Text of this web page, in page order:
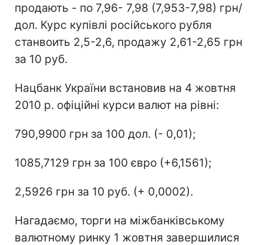
продають - по 7,96- 7,98 (7,953-7,98) грн/
дол. Курс купівлі російського рубля
станвоить 2,5-2,6, продажу 2,61-2,65 грн
за 10 руб.
Нацбанк України встановив на 4 жовтня
2010 р. офіційні курси валют на рівні:
790,9900 грн за 100 дол. (- 0,01);
1085,7129 грн за 100 євро (+6,1561);
2,5926 грн за 10 руб. (+ 0,0002).
Нагадаємо, торги на міжбанківському
валютному ринку 1 жовтня завершилися